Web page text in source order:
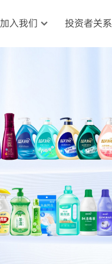
加入我们 投资者关系